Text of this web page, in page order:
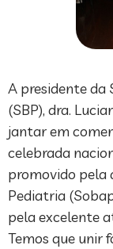
A presidente da
(SBP), dra.
jantar em
celebrada
promovido pela
Pediatria
pela excelente
Temos que unir